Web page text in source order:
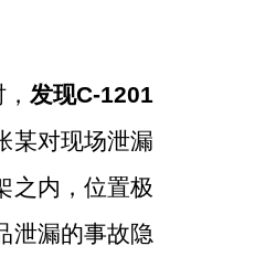
， 发现C-1201
某对现场泄漏
之内，位置极
泄漏的事故隐